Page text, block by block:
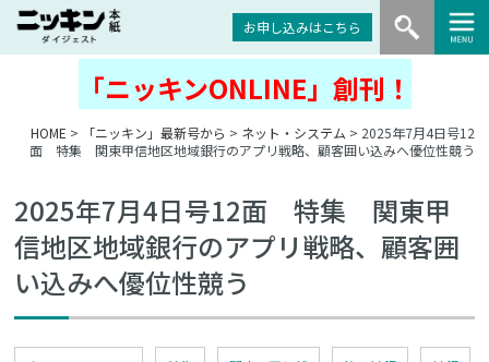
お申し込みはこちら
「ニッキンONLINE」創刊！
HOME > 「ニッキン」最新号から > ネット・システム > 2025年7月4日号12
面 特集 関東甲信地区地域銀行のアプリ戦略、顧客囲い込みへ優位性競う
2025年7月4日号12面 特集 関東甲
信地区地域銀行のアプリ戦略、顧客囲
い込みへ優位性競う